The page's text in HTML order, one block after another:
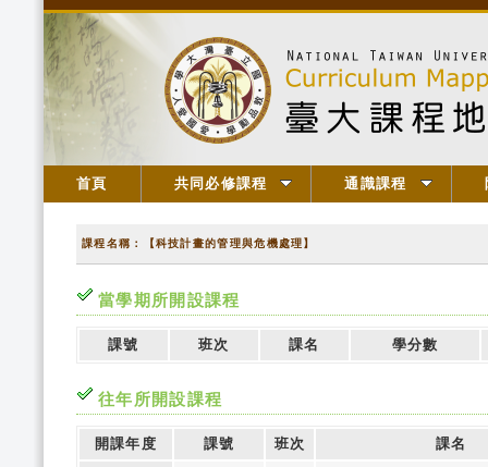
首頁 共同必修課程 通識課程
課程名稱：【科技計畫的管理與危機處理】
當學期所開設課程
課號 班次 課名 學分數
往年所開設課程
開課年度 課號 班次
課名